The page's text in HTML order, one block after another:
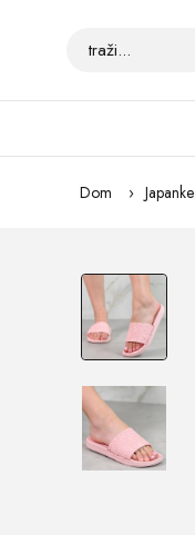
Dom Japanke